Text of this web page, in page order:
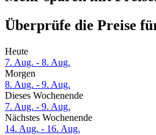
Überprüfe die Preise
Heute
7. Aug. - 8. Aug.
Morgen
8. Aug. - 9. Aug.
Dieses Wochenende
7. Aug. - 9. Aug.
Nächstes Wochenende
14. Aug. - 16. Aug.